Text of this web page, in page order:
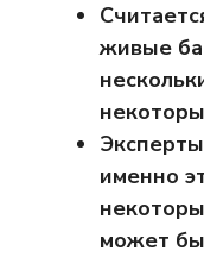
живые
именно
может